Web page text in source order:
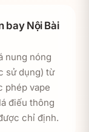
bay Nội Bài
nung nóng
sử dụng) từ
phép vape
điếu thông
chỉ định.